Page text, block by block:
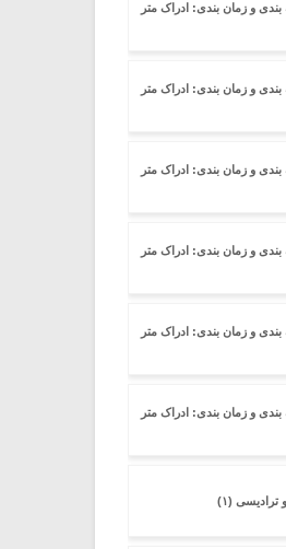
بندی و زمان بندی: ادراک متر
بندی و زمان بندی: ادراک متر
بندی و زمان بندی: ادراک متر
بندی و زمان بندی: ادراک متر
بندی و زمان بندی: ادراک متر
بندی و زمان بندی: ادراک متر
ترادیسی (۱)